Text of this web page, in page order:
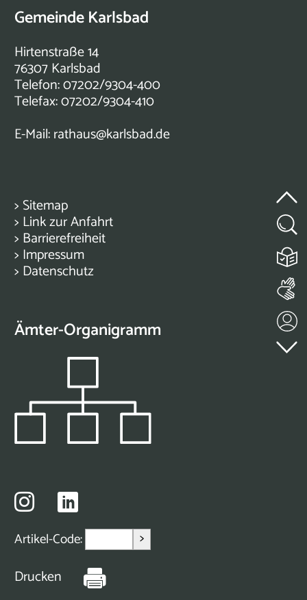
Gemeinde Karlsbad
Hirtenstraße 14
76307 Karlsbad
Telefon: 07202/9304-400
Telefax: 07202/9304-410
E-Mail:rathaus@karlsbad.de
> Sitemap
> Link zur Anfahrt
> Barrierefreiheit
> Impressum
> Datenschutz
Ämter-Organigramm
Artikel-Code: >
Drucken